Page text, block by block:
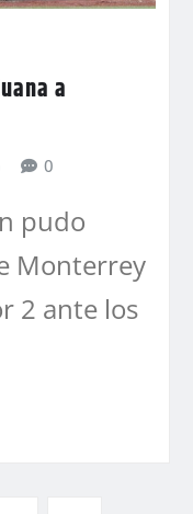
a
0
pudo
Monterrey
2 ante los